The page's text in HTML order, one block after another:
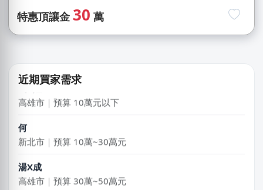
特惠頂讓金 30 萬
近期買家需求
基隆市｜預算 10萬~30萬元
馬X姐
高雄市｜預算 10萬元以下
何
新北市｜預算 10萬~30萬元
湯X成
高雄市｜預算 30萬~50萬元